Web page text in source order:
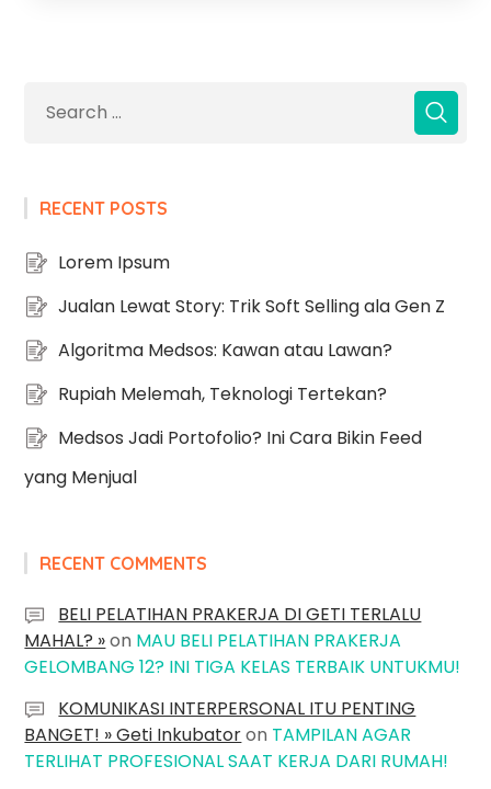
RECENT POSTS
Lorem Ipsum
Jualan Lewat Story: Trik Soft Selling ala Gen Z
Algoritma Medsos: Kawan atau Lawan?
Rupiah Melemah, Teknologi Tertekan?
Medsos Jadi Portofolio? Ini Cara Bikin Feed
yang Menjual
RECENT COMMENTS
BELI PELATIHAN PRAKERJA DI GETI TERLALU
MAHAL? »on MAU BELI PELATIHAN PRAKERJA
GELOMBANG 12? INI TIGA KELAS TERBAIK UNTUKMU!
KOMUNIKASI INTERPERSONAL ITU PENTING
BANGET! » Geti Inkubatoron TAMPILAN AGAR
TERLIHAT PROFESIONAL SAAT KERJA DARI RUMAH!